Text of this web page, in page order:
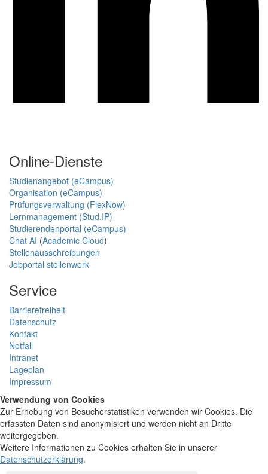
Online-Dienste
Studienangebot (eCampus)
Organisation (eCampus)
Prüfungsverwaltung (FlexNow)
Lernmanagement (Stud.IP)
Studierendenportal (eCampus)
Chat AI (Academic Cloud)
Stellenausschreibungen
Jobportal stellenwerk
Service
Barrierefreiheit
Datenschutz
Kontakt
Notfall
Intranet
Lageplan
Impressum
Verwendung von Cookies
Zur Erhebung von Besucherstatistiken verwenden wir Cookies. Die
erfassten Daten sind anonymisiert und werden nicht an Dritte
weitergegeben.
Weitere Informationen zu Cookies erhalten Sie in unserer
Datenschutzerklärung.